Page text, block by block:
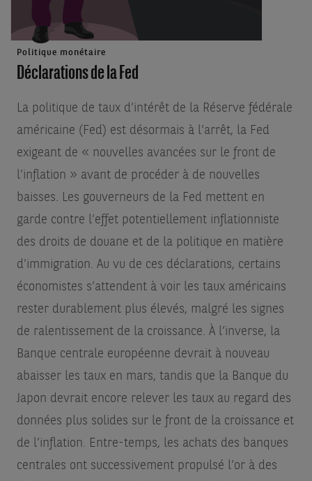
Politique monétaire
Déclarations de la Fed
La politique de taux d’intérêt de la Réserve fédérale
américaine (Fed) est désormais à l’arrêt, la Fed
exigeant de « nouvelles avancées sur le front de
l’inflation » avant de procéder à de nouvelles
baisses. Les gouverneurs de la Fed mettent en
garde contre l’effet potentiellement inflationniste
des droits de douane et de la politique en matière
d’immigration. Au vu de ces déclarations, certains
économistes s’attendent à voir les taux américains
rester durablement plus élevés, malgré les signes
de ralentissement de la croissance. À l’inverse, la
Banque centrale européenne devrait à nouveau
abaisser les taux en mars, tandis que la Banque du
Japon devrait encore relever les taux au regard des
données plus solides sur le front de la croissance et
de l’inflation. Entre-temps, les achats des banques
centrales ont successivement propulsé l’or à des